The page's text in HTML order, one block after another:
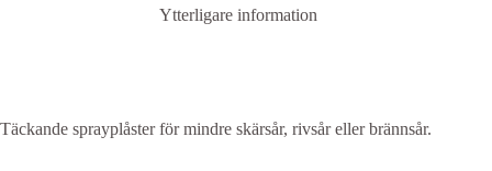
Ytterligare information
Täckande sprayplåster för mindre skärsår, rivsår eller brännsår.